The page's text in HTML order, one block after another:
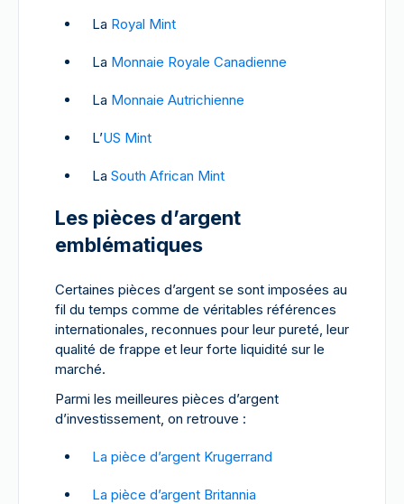
La Royal Mint
La Monnaie Royale Canadienne
La Monnaie Autrichienne
L’US Mint
La South African Mint
Les pièces d’argent
emblématiques
Certaines pièces d’argent se sont imposées au
fil du temps comme de véritables références
internationales, reconnues pour leur pureté, leur
qualité de frappe et leur forte liquidité sur le
marché.
Parmi les meilleures pièces d’argent
d’investissement, on retrouve :
La pièce d’argent Krugerrand
La pièce d’argent Britannia